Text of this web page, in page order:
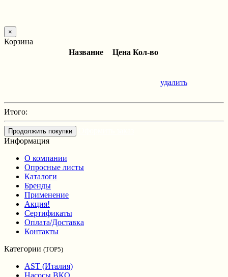
×
Корзина
Название
Цена Кол-во
удалить
Итого:
Продолжить покупки
Информация
О компании
Опросные листы
Каталоги
Бренды
Применение
Акция!
Сертификаты
Оплата/Доставка
Контакты
Категории (TOP5)
AST (Италия)
Насосы ВКО